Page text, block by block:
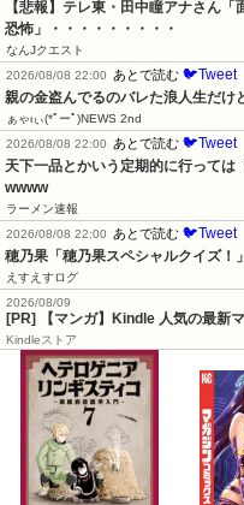
【悲報】テレ東・田中瞳アナさん
恐怖」・・・・・・・・・
なんJクエスト
2026/08/08 22:00
あとで読む 🐦Tweet
親の金盗んでるのバレた浪人生だけ
ぁゃιぃ(*ﾟーﾟ)NEWS 2nd
2026/08/08 22:00
あとで読む 🐦Tweet
天下一品とかいう定期的に行って
wwww
ラーメン速報
2026/08/08 22:00
あとで読む 🐦Tweet
穂乃果「穂乃果スペシャルクイズ！」
えすえすログ
2026/08/09
[PR] 【マンガ】Kindle 人気の最新
Kindleストア